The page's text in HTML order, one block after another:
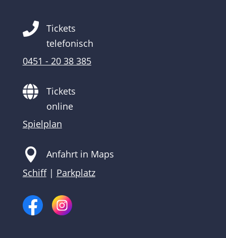

Tickets
telefonisch
0451 - 20 38 385

Tickets
online
Spielplan

Anfahrt in Maps
Schiff| Parkplatz